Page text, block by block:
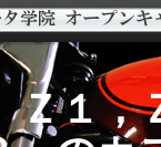
１，